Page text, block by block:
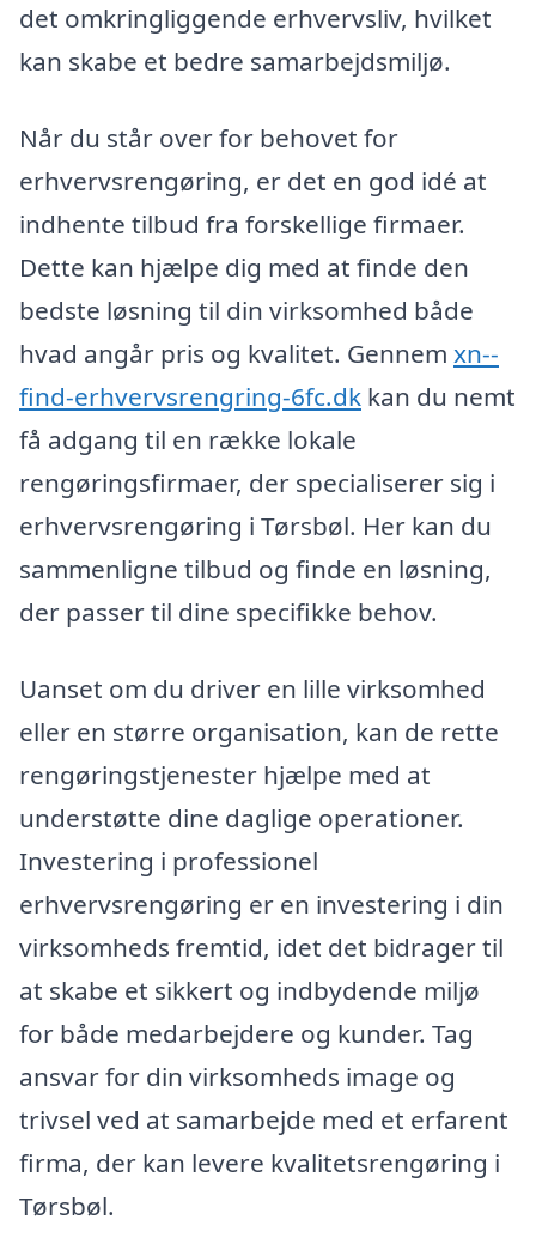
det omkringliggende erhvervsliv, hvilket
kan skabe et bedre samarbejdsmiljø.
Når du står over for behovet for
erhvervsrengøring, er det en god idé at
indhente tilbud fra forskellige firmaer.
Dette kan hjælpe dig med at finde den
bedste løsning til din virksomhed både
hvad angår pris og kvalitet. Gennem xn--
find-erhvervsrengring-6fc.dk kan du nemt
få adgang til en række lokale
rengøringsfirmaer, der specialiserer sig i
erhvervsrengøring i Tørsbøl. Her kan du
sammenligne tilbud og finde en løsning,
der passer til dine specifikke behov.
Uanset om du driver en lille virksomhed
eller en større organisation, kan de rette
rengøringstjenester hjælpe med at
understøtte dine daglige operationer.
Investering i professionel
erhvervsrengøring er en investering i din
virksomheds fremtid, idet det bidrager til
at skabe et sikkert og indbydende miljø
for både medarbejdere og kunder. Tag
ansvar for din virksomheds image og
trivsel ved at samarbejde med et erfarent
firma, der kan levere kvalitetsrengøring i
Tørsbøl.